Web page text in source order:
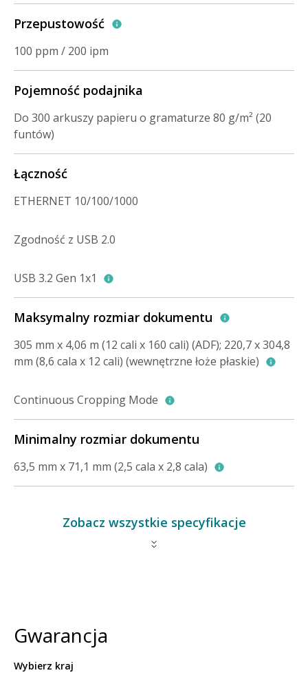
Przepustowość
100 ppm / 200 ipm
Pojemność podajnika
Do 300 arkuszy papieru o gramaturze 80 g/m² (20
funtów)
Łączność
ETHERNET 10/100/1000
Zgodność z USB 2.0
USB 3.2 Gen 1x1
Maksymalny rozmiar dokumentu
305 mm x 4,06 m (12 cali x 160 cali) (ADF); 220,7 x 304,8
mm (8,6 cala x 12 cali) (wewnętrzne łoże płaskie)
Continuous Cropping Mode
Minimalny rozmiar dokumentu
63,5 mm x 71,1 mm (2,5 cala x 2,8 cala)
Zobacz wszystkie specyfikacje
Gwarancja
Wybierz kraj